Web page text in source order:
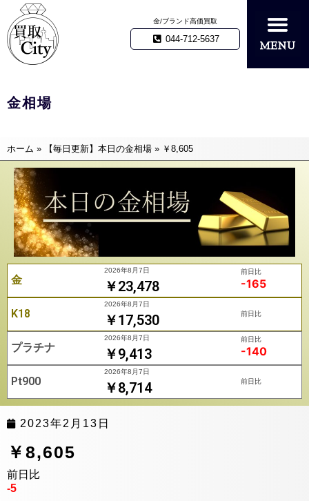
金/ブランド高価買取
044-712-5637
金相場
ホーム » 【毎日更新】本日の金相場 » ￥8,605
金 ￥23,478
2026年8月7日 前日比
-165
K18 ￥17,530
2026年8月7日
前日比
プラチナ ￥9,413
2026年8月7日 前日比
-140
Pt900 ￥8,714
2026年8月7日
前日比
2023年2月13日
￥8,605
前日比
-5